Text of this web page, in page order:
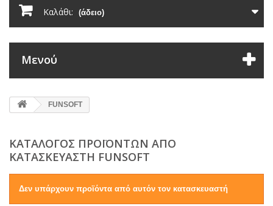
Καλάθι: (άδειο)
Μενού
FUNSOFT
ΚΑΤΆΛΟΓΟΣ ΠΡΟΪΌΝΤΩΝ ΑΠΌ
ΚΑΤΑΣΚΕΥΑΣΤΉ FUNSOFT
Δεν υπάρχουν προϊόντα από αυτόν τον κατασκευαστή